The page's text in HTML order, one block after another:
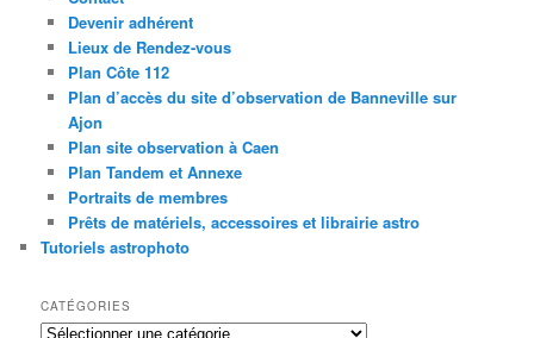
Devenir adhérent
Lieux de Rendez-vous
Plan Côte 112
Plan d’accès du site d’observation de Banneville sur
Ajon
Plan site observation à Caen
Plan Tandem et Annexe
Portraits de membres
Prêts de matériels, accessoires et librairie astro
Tutoriels astrophoto
CATÉGORIES
Catégories